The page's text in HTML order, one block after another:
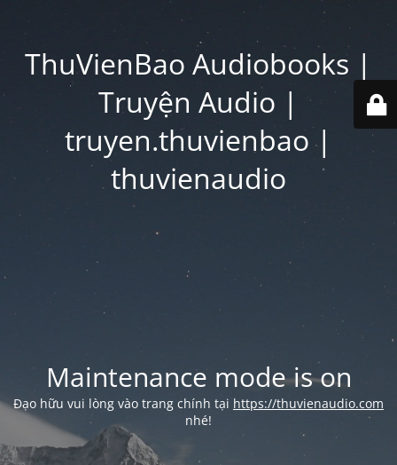
ThuVienBao Audiobooks |
Truyện Audio |
truyen.thuvienbao |
thuvienaudio
Maintenance mode is on
Đạo hữu vui lòng vào trang chính tại https://thuvienaudio.com
nhé!